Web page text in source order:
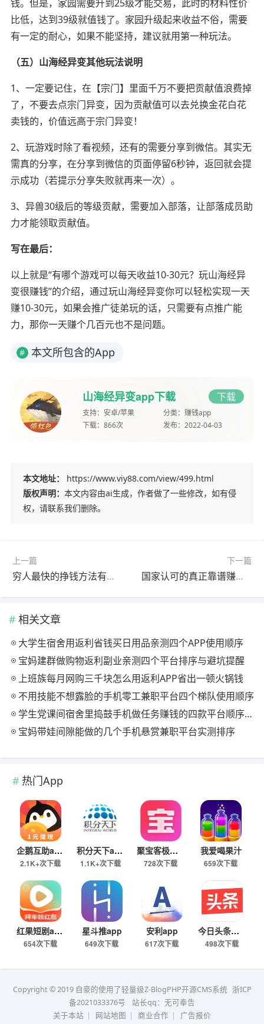
钱。但是，家园需要升到25级才能交易，此时的材料性价
比低，达到39级就值钱了。家园升级起来收益不俗，需要
有一定的耐心，如果不能坚持，建议就用第一种玩法。
（五）山海经异变其他玩法说明
1、一定要记住，在【宗门】里面千万不要把贡献值浪费掉
了，不要去点宗门异变，因为贡献值可以去兑换金花白花
卖钱的，价值远高于宗门异变！
2、玩游戏时除了看视频，还有的需要分享到微信。其实无
需真的分享，在分享到微信的页面停留6秒钟，返回就会提
示成功（若提示分享失败就再来一次）。
3、异兽30级后的等级贡献，需要加入部落，让部落成员助
力才能领取贡献值。
写在最后：
以上就是“有哪个游戏可以每天收益10-30元？玩山海经异
变很赚钱”的介绍，通过玩山海经异变你可以轻松实现一天
赚10-30元，如果会推广徒弟玩的话，只需要有点推广能
力，那你一天赚个几百元也不是问题。
# 本文所包含的App
山海经异变app下载 下载
支持： 安卓/苹果 分类： 赚钱app
下载： 866次 发布： 2022-04-03
本文地址：
https://www.viy88.com/view/499.html
版权声明： 本文内容由ai生成，作者做了一些修改，如有侵
权，请联系我们删除。
上一篇
穷人最快的挣钱方法有哪些？最适合穷人赚钱的项目分享
下一篇
国家认可的真正靠谱赚钱游戏，这款游戏每天可赚几十元以上
相关文章
大学生宿舍用返利省钱买日用品亲测四个APP使用顺序
宝妈建群做购物返利副业亲测四个平台排序与避坑提醒
上班族每月网购三千块怎么用返利APP省出一顿火锅钱
不用技能不想露脸的手机零工兼职平台四个梯队使用顺序
学生党课间宿舍里捣鼓手机做任务赚钱的四款平台顺序推荐
宝妈带娃间隙能做的几个手机悬赏兼职平台实测排序
热门App
企鹅互助app
2.1K+次下载
积分天下app
1.1K+次下载
聚宝客极速版
728次下载
我爱喝果汁
659次下载
红果短剧app
654次下载
星斗推app
649次下载
安利app
617次下载
今日头条极速版下载
498次下载
Copyright © 2019 自豪的使用了轻量级Z-BlogPHP开源CMS系统 浙ICP
备2021033376号
站长qq：无可奉告
关于本站 | 网站地图 | 商业合作 | 广告报价